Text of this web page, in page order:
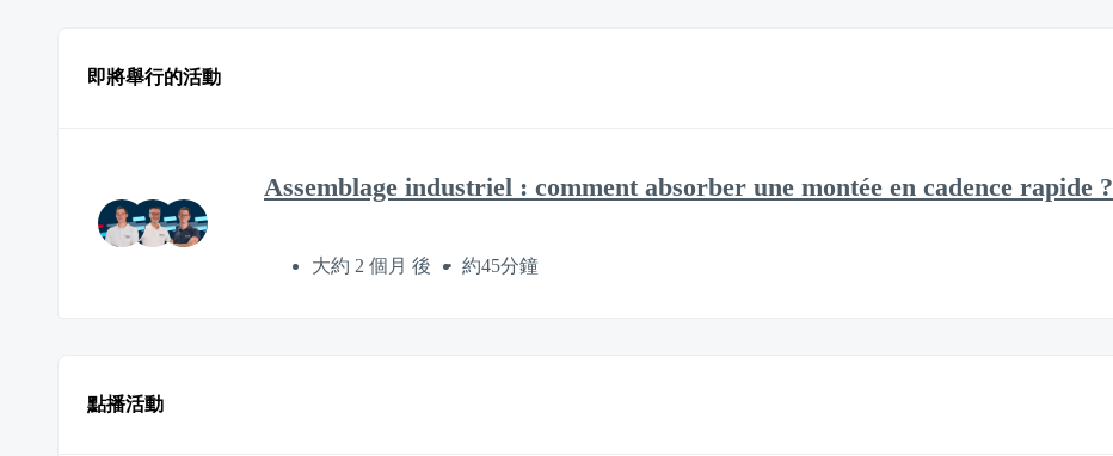
即將舉行的活動
Assemblage industriel : comment absorber une montée en cadence rapide ?
大約 2 個月 後 約45分鐘
點播活動